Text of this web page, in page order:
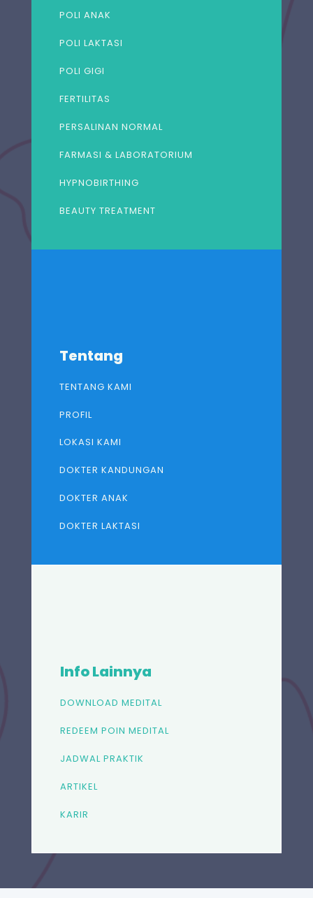
POLI ANAK
POLI LAKTASI
POLI GIGI
FERTILITAS
PERSALINAN NORMAL
FARMASI & LABORATORIUM
HYPNOBIRTHING
BEAUTY TREATMENT
Tentang
TENTANG KAMI
PROFIL
LOKASI KAMI
DOKTER KANDUNGAN
DOKTER ANAK
DOKTER LAKTASI
Info Lainnya
DOWNLOAD MEDITAL
REDEEM POIN MEDITAL
JADWAL PRAKTIK
ARTIKEL
KARIR